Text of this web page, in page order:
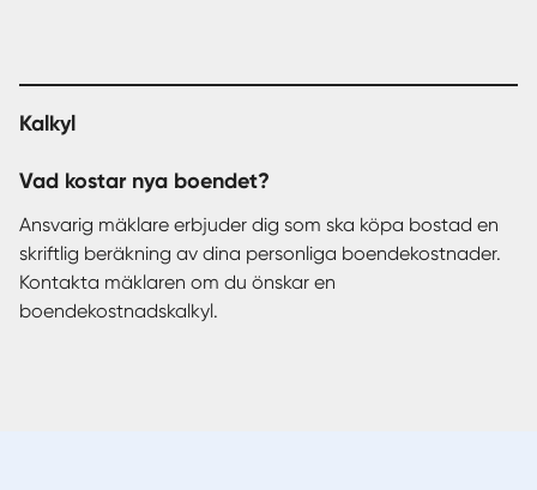
Kalkyl
Vad kostar nya boendet?
Ansvarig mäklare erbjuder dig som ska köpa bostad en
skriftlig beräkning av dina personliga boendekostnader.
Kontakta mäklaren om du önskar en
boendekostnadskalkyl.